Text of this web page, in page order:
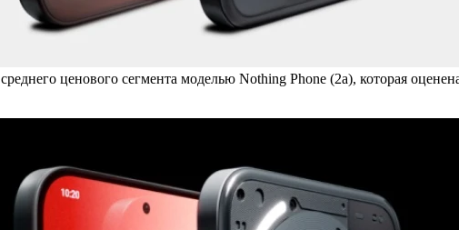
ценового сегмента моделью Nothing Phone (2a), которая